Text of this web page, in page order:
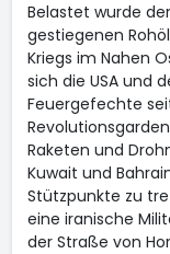
Belastet wurde
gestiegenen
Kriegs im Nahen
sich die USA und
Feuergefechte
Raketen und
Kuwait und
Stützpunkte zu
eine iranische
der Straße von